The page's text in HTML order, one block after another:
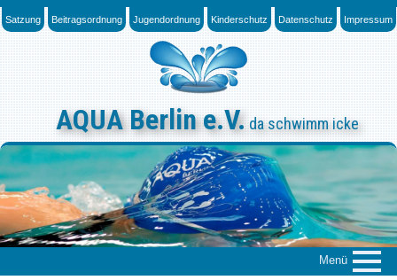
Skip
to
Satzung Beitragsordnung Jugendordnung Kinderschutz Datenschutz Impressum
AQUA Berlin e.V. da schwimm icke
Menü